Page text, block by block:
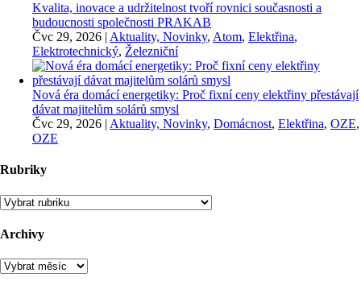
Kvalita, inovace a udržitelnost tvoří rovnici současnosti a
budoucnosti společnosti PRAKAB
Čvc 29, 2026 | Aktuality, Novinky, Atom, Elektřina,
Elektrotechnický, Železniční
Nová éra domácí energetiky: Proč fixní ceny elektřiny přestávají
dávat majitelům solárů smysl
Čvc 29, 2026 | Aktuality, Novinky, Domácnost, Elektřina, OZE,
OZE
Rubriky
Rubriky
Archivy
Archivy